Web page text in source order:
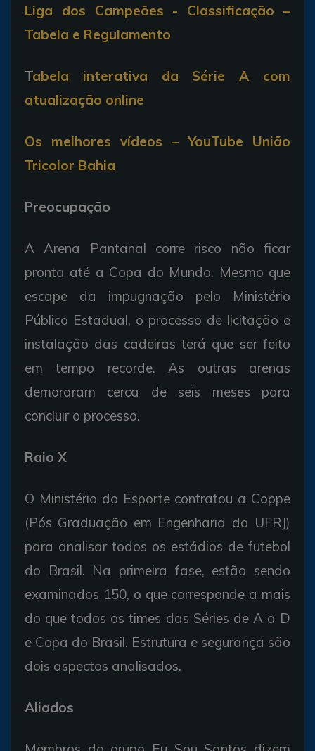
Liga dos Campeões - Classificação –
Tabela e Regulamento
Tabela interativa da Série A com
atualização online
Os melhores vídeos – YouTube União
Tricolor Bahia
Preocupação
A Arena Pantanal corre risco não ficar
pronta até a Copa do Mundo. Mesmo que
escape da impugnação pelo Ministério
Público Estadual, o processo de licitação e
instalação das cadeiras terá que ser feito
em tempo recorde. As outras arenas
demoraram cerca de seis meses para
concluir o processo.
Raio X
O Ministério do Esporte contratou a Coppe
(Pós Graduação em Engenharia da UFRJ)
para analisar todos os estádios de futebol
do Brasil. Na primeira fase, estão sendo
examinados 150, o que corresponde a mais
do que todos os times das Séries de A a D
e Copa do Brasil. Estrutura e segurança são
dois aspectos analisados.
Aliados